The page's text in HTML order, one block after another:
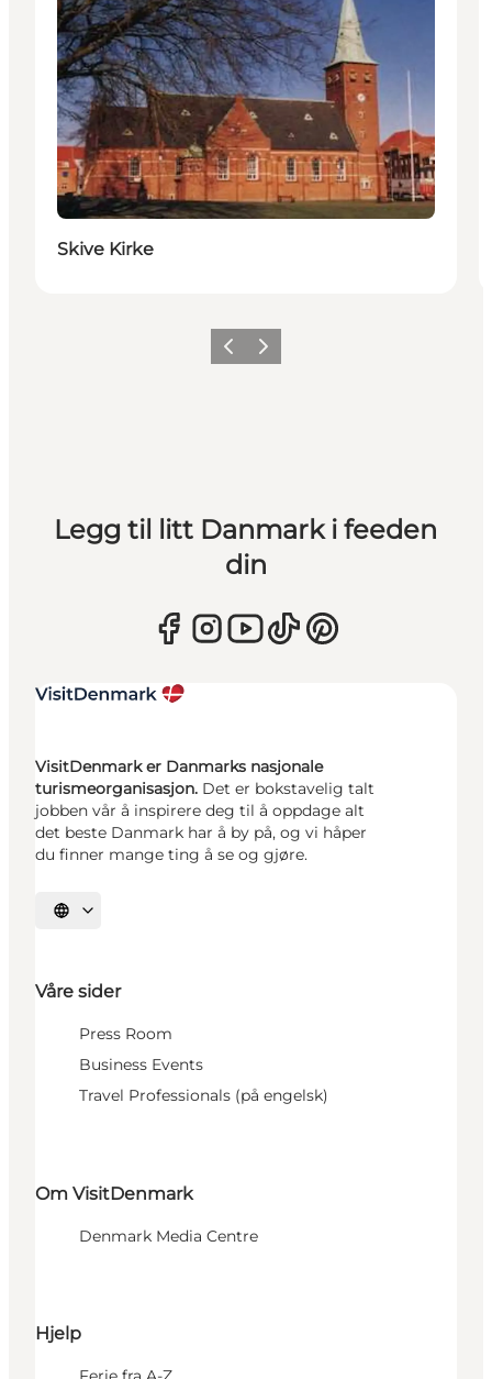
Skive Kirke
ForrigeNeste
Legg til litt Danmark i feeden
din
VisitDenmark er Danmarks nasjonale
turismeorganisasjon. Det er bokstavelig talt
jobben vår å inspirere deg til å oppdage alt
det beste Danmark har å by på, og vi håper
du finner mange ting å se og gjøre.
Velg språk
Våre sider
Press Room
Business Events
Travel Professionals (på engelsk)
Om VisitDenmark
Denmark Media Centre
Hjelp